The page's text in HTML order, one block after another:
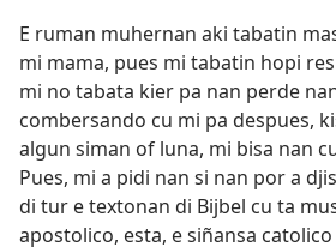
E ruman muhernan aki tabatin
mi mama, pues mi tabatin hopi
mi no tabata kier pa nan perde
combersando cu mi pa despues,
algun siman of luna, mi bisa nan
Pues, mi a pidi nan si nan por a
di tur e textonan di Bijbel cu ta
apostolico, esta, e siñansa